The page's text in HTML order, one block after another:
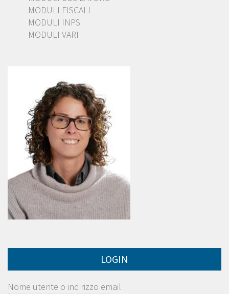
MODULI FISCALI
MODULI INPS
MODULI VARI
LOGIN
Nome utente o indirizzo email